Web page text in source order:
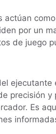
actúan
por un
de juego
precisión
Es